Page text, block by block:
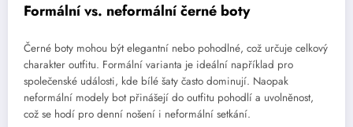
Formální vs. neformální černé boty
Černé boty mohou být elegantní nebo pohodlné, což určuje celkový
charakter outfitu. Formální varianta je ideální například pro
společenské události, kde bílé šaty často dominují. Naopak
neformální modely bot přinášejí do outfitu pohodlí a uvolněnost,
což se hodí pro denní nošení i neformální setkání.